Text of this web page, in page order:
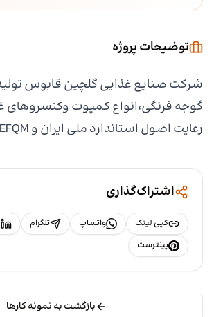
توضیحات پروژه
شرکت صنایع غذایی گلچین قابوس
گوجه فرنگی،انواع کمپوت وکنسروهای
رعایت اصول استاندارد ملی ایران و EFQM و HACCP
اشتراک‌گذاری
کپی لینک واتساپ تلگرام
پینترست
بازگشت به نمونه کارها